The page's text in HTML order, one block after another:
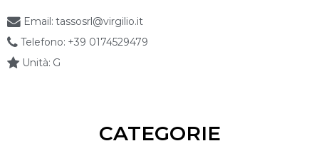
Email: tassosrl@virgilio.it
Telefono: +39 0174529479
Unità: G
CATEGORIE